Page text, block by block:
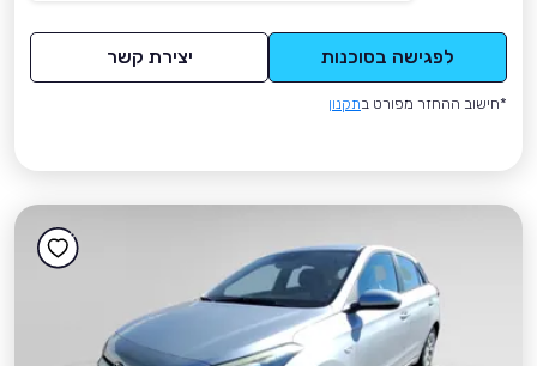
לפגישה בסוכנות יצירת קשר
*חישוב ההחזר מפורט בתקנון